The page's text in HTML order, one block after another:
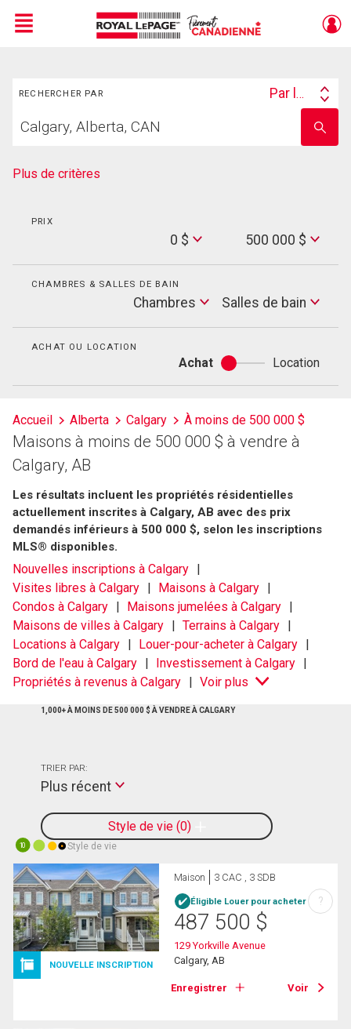
Menu
RECHERCHER PAR
Search
Par lieu
votre
nom
Plus de critères
PRIX
0 $
Max
Price
500 000 $
CHAMBRES & SALLES DE BAIN
Chambres
Salles
de
Salles de bain
ACHAT OU LOCATION
Achat
Achat
ou
Location
Accueil Alberta Calgary À moins de 500 000 $
Maisons à moins de 500 000 $ à vendre à
Calgary, AB
Les résultats incluent les propriétés résidentielles
actuellement inscrites à Calgary, AB avec des prix
demandés inférieurs à 500 000 $, selon les inscriptions
MLS® disponibles.
Nouvelles inscriptions à Calgary
Visites libres à Calgary
Maisons à Calgary
Condos à Calgary
Maisons jumelées à Calgary
Maisons de villes à Calgary
Terrains à Calgary
Locations à Calgary
Louer-pour-acheter à Calgary
Bord de l'eau à Calgary
Investissement à Calgary
Propriétés à revenus à Calgary
Voir plus
1,000+ À MOINS DE 500 000 $ À VENDRE À CALGARY
Style de vie 0
TRIER PAR:
Plus récent
10 Style de vie
NOUVELLE INSCRIPTION
Maison 3 CAC , 3 SDB
Éligible Louer pour acheter
487 500 $
129 Yorkville Avenue
Calgary, AB
Enregistrer Voir
?